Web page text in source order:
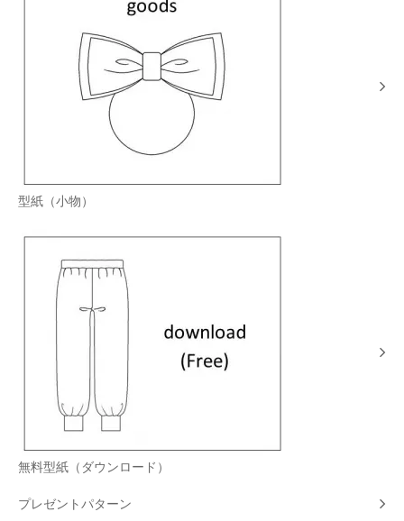
型紙（小物）
無料型紙（ダウンロード）
プレゼントパターン